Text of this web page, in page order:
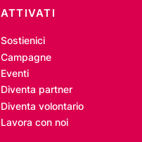
ATTIVATI
Sostienici
Campagne
Eventi
Diventa partner
Diventa volontario
Lavora con noi